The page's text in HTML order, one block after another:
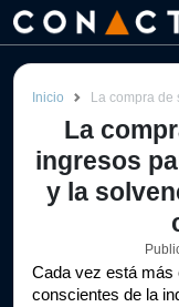
Inicio La compra de sentencias
La
ingresos
y la
Cada vez está más
conscientes de la